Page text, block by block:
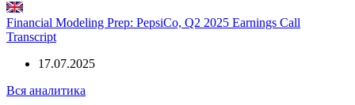
Financial Modeling Prep: PepsiCo, Q2 2025 Earnings Call
Transcript
17.07.2025
Вся аналитика